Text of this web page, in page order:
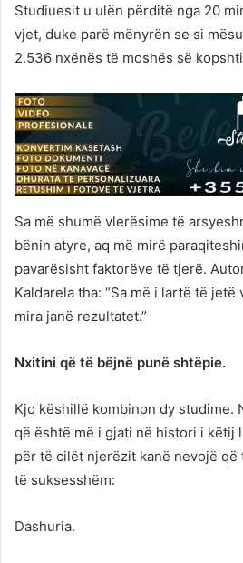
Studiuesit u ulën përditë nga 20
vjet, duke parë mënyrën se si
2.536 nxënës të moshës së
Sa më shumë vlerësime të
bënin atyre, aq më mirë
pavarësisht faktorëve të tjerë.
Kaldarela tha: “Sa më i lartë të jetë
mira janë rezultatet.”
Nxitini që të bëjnë punë shtëpie.
Kjo këshillë kombinon dy studime.
që është më i gjati në histori i këtij
për të cilët njerëzit kanë nevojë
të suksesshëm:
Dashuria.